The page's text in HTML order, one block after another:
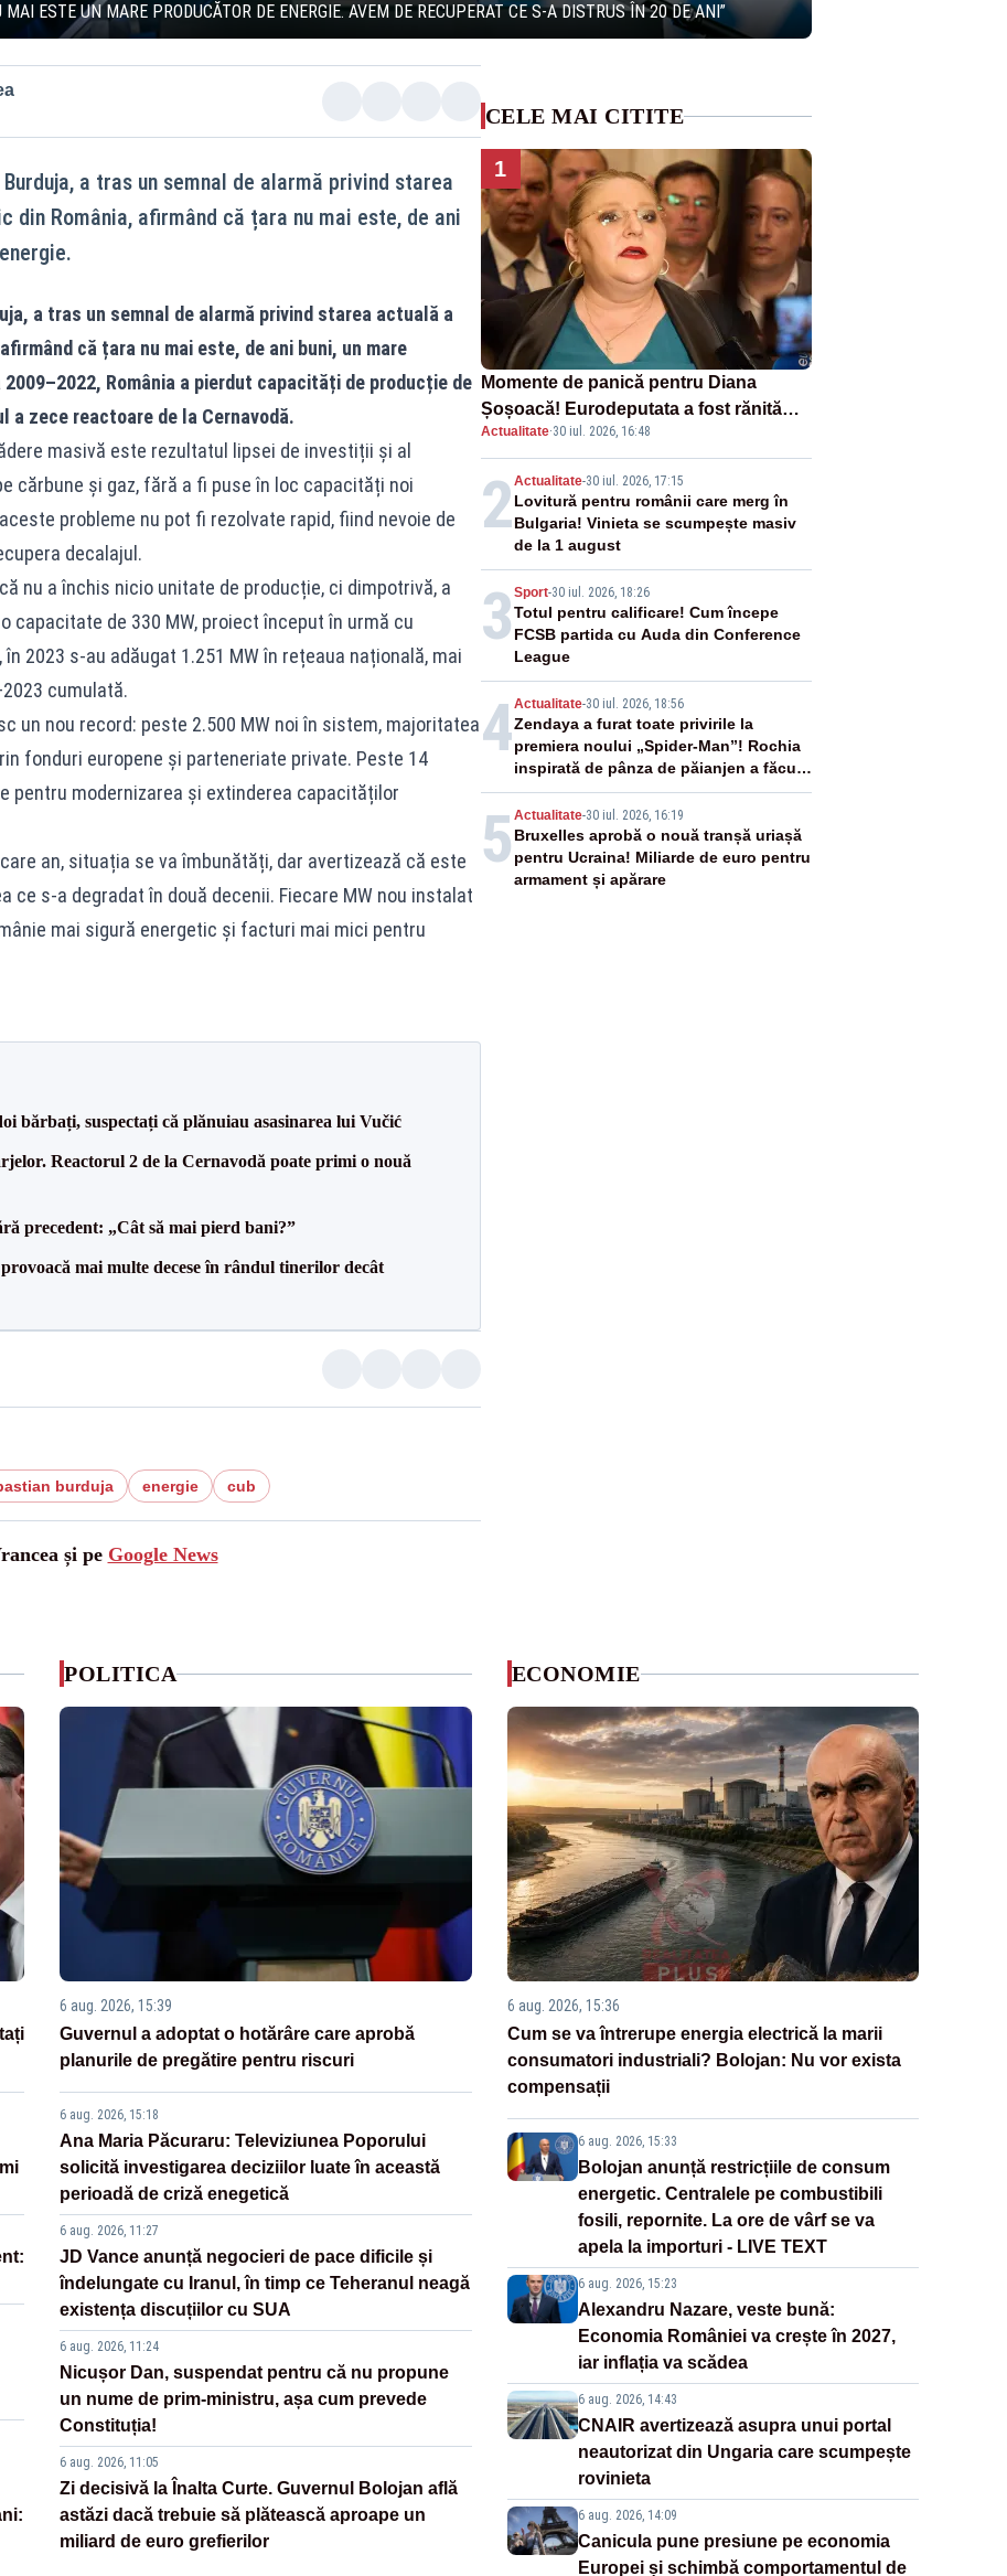
ESTE UN MARE PRODUCĂTOR DE ENERGIE. AVEM DE RECUPERAT CE S-A DISTRUS ÎN 20 DE ANI”
a tras un semnal de alarmă privind starea
din România, afirmând că țara nu mai este, de ani
a tras un semnal de alarmă privind starea actuală a
că țara nu mai este, de ani buni, un mare
România a pierdut capacități de producție de
a zece reactoare de la Cernavodă.
masivă este rezultatul lipsei de investiții și al
cărbune și gaz, fără a fi puse în loc capacități noi
probleme nu pot fi rezolvate rapid, fiind nevoie de
decalajul.
nu a închis nicio unitate de producție, ci dimpotrivă, a
capacitate de 330 MW, proiect început în urmă cu
2023 s-au adăugat 1.251 MW în rețeaua națională, mai
cumulată.
un nou record: peste 2.500 MW noi în sistem, majoritatea
fonduri europene și parteneriate private. Peste 14
pentru modernizarea și extinderea capacităților
an, situația se va îmbunătăți, dar avertizează că este
ce s-a degradat în două decenii. Fiecare MW nou instalat
mai sigură energetic și facturi mai mici pentru
bărbați, suspectați că plănuiau asasinarea lui Vučić
Reactorul 2 de la Cernavodă poate primi o nouă
precedent: „Cât să mai pierd bani?”
mai multe decese în rândul tinerilor decât
burduja energie cub
și pe Google News
CELE MAI CITITE
1
Momente de panică pentru Diana
Șoșoacă! Eurodeputata a fost rănită
într-un accident rutier
Actualitate·30 iul. 2026, 16:48
2Actualitate-30 iul. 2026, 17:15
Lovitură pentru românii care merg în
Bulgaria! Vinieta se scumpește masiv
de la 1 august
3 Sport-30 iul. 2026, 18:26
Totul pentru calificare! Cum începe
FCSB partida cu Auda din Conference
League
4Actualitate-30 iul. 2026, 18:56
Zendaya a furat toate privirile la
premiera noului „Spider-Man”! Rochia
inspirată de pânza de păianjen a făcut
senzație
5 Actualitate-30 iul. 2026, 16:19
Bruxelles aprobă o nouă tranșă uriașă
pentru Ucraina! Miliarde de euro pentru
armament și apărare
POLITICA
6 aug. 2026, 15:39
Guvernul a adoptat o hotărâre care aprobă
planurile de pregătire pentru riscuri
6 aug. 2026, 15:18
Ana Maria Păcuraru: Televiziunea Poporului
solicită investigarea deciziilor luate în această
perioadă de criză enegetică
6 aug. 2026, 11:27
JD Vance anunță negocieri de pace dificile și
îndelungate cu Iranul, în timp ce Teheranul neagă
existența discuțiilor cu SUA
6 aug. 2026, 11:24
Nicușor Dan, suspendat pentru că nu propune
un nume de prim-ministru, așa cum prevede
Constituția!
6 aug. 2026, 11:05
Zi decisivă la Înalta Curte. Guvernul Bolojan află
astăzi dacă trebuie să plătească aproape un
miliard de euro grefierilor
ECONOMIE
6 aug. 2026, 15:36
Cum se va întrerupe energia electrică la marii
consumatori industriali? Bolojan: Nu vor exista
compensații
6 aug. 2026, 15:33
Bolojan anunță restricțiile de consum
energetic. Centralele pe combustibili
fosili, repornite. La ore de vârf se va
apela la importuri - LIVE TEXT
6 aug. 2026, 15:23
Alexandru Nazare, veste bună:
Economia României va crește în 2027,
iar inflația va scădea
6 aug. 2026, 14:43
CNAIR avertizează asupra unui portal
neautorizat din Ungaria care scumpește
rovinieta
6 aug. 2026, 14:09
Canicula pune presiune pe economia
Europei și schimbă comportamentul de